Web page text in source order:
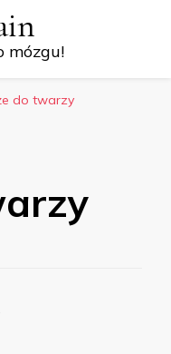
mózgu!
do twarzy